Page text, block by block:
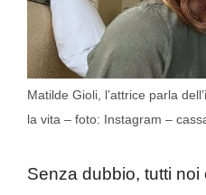
Matilde Gioli, l’attrice parla
la vita – foto: Instagram –
Senza dubbio, tutti noi